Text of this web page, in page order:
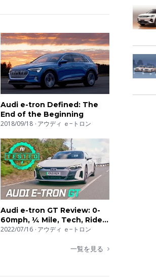
Audi e-tron Defined: The
End of the Beginning
2018/09/18 アウディ ｅ−トロン
Audi e-tron GT Review: 0-
60mph, ¼ Mile, Tech, Ride,
Handling | Top Gear Tested
2022/07/16 アウディ ｅ−トロン
一覧を見る